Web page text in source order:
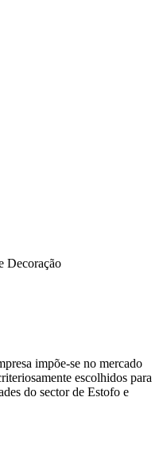
Decoração
impõe-se no mercado
escolhidos para
do sector de Estofo e